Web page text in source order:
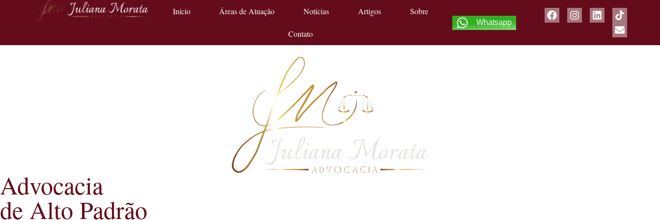
Início Áreas de Atuação Notícias Artigos Sobre
Contato
Whatsapp
Advocacia
de Alto Padrão